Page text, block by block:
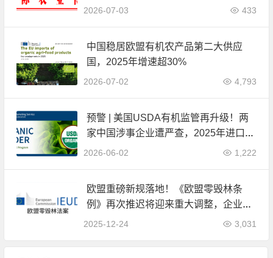
2026-07-03 433
中国稳居欧盟有机农产品第二大供应
国，2025年增速超30%
2026-07-02 4,793
预警 | 美国USDA有机监管再升级！两
家中国涉事企业遭严查，2025年进口数
据全面公开
2026-06-02 1,222
欧盟重磅新规落地！《欧盟零毁林条
例》再次推迟将迎来重大调整，企业合
规负担大幅减轻
2025-12-24 3,031